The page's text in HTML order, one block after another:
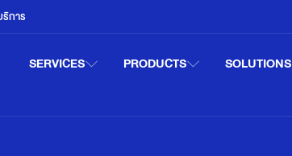
ริการ
SERVICES PRODUCTS SOLUTIONS